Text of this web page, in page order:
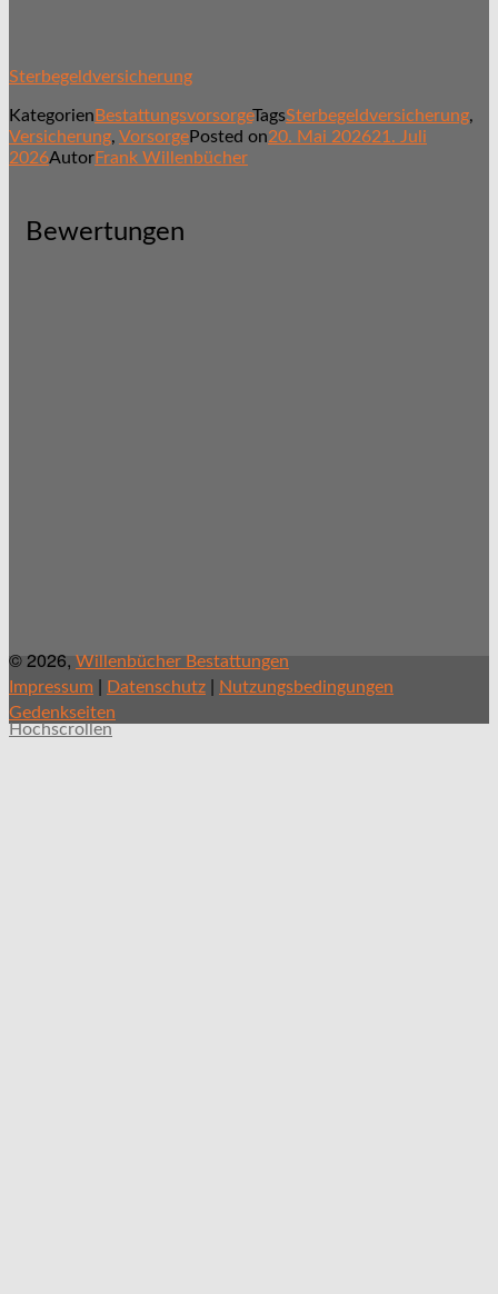
Sterbegeldversicherung
Kategorien BestattungsvorsorgeTagsSterbegeldversicherung,
Versicherung, VorsorgePosted on20. Mai 202621. Juli
2026AutorFrank Willenbücher
Bewertungen
© 2026, Willenbücher Bestattungen
Impressum | Datenschutz | Nutzungsbedingungen
Gedenkseiten
Hochscrollen